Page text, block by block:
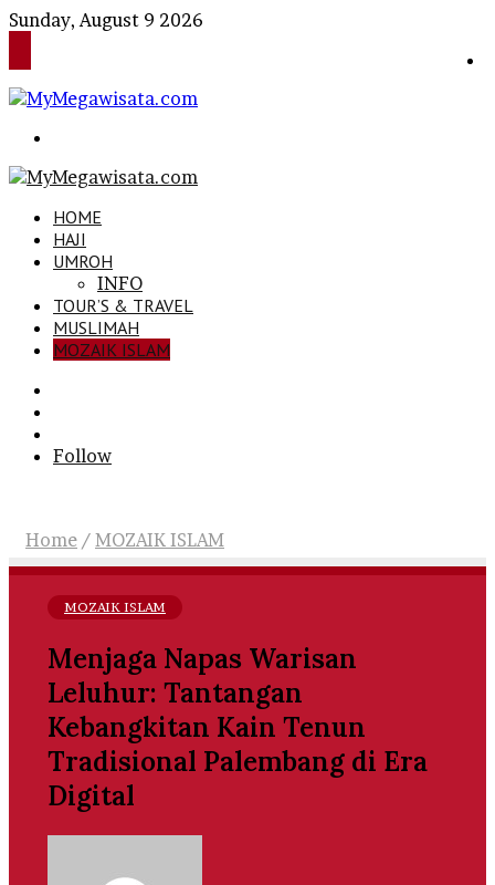
Sunday, August 9 2026
HOME
HAJI
UMROH
INFO
TOUR’S & TRAVEL
MUSLIMAH
MOZAIK ISLAM
In
Follow
Home / MOZAIK ISLAM
MOZAIK ISLAM
Menjaga Napas Warisan
Leluhur: Tantangan
Kebangkitan Kain Tenun
Tradisional Palembang di Era
Digital